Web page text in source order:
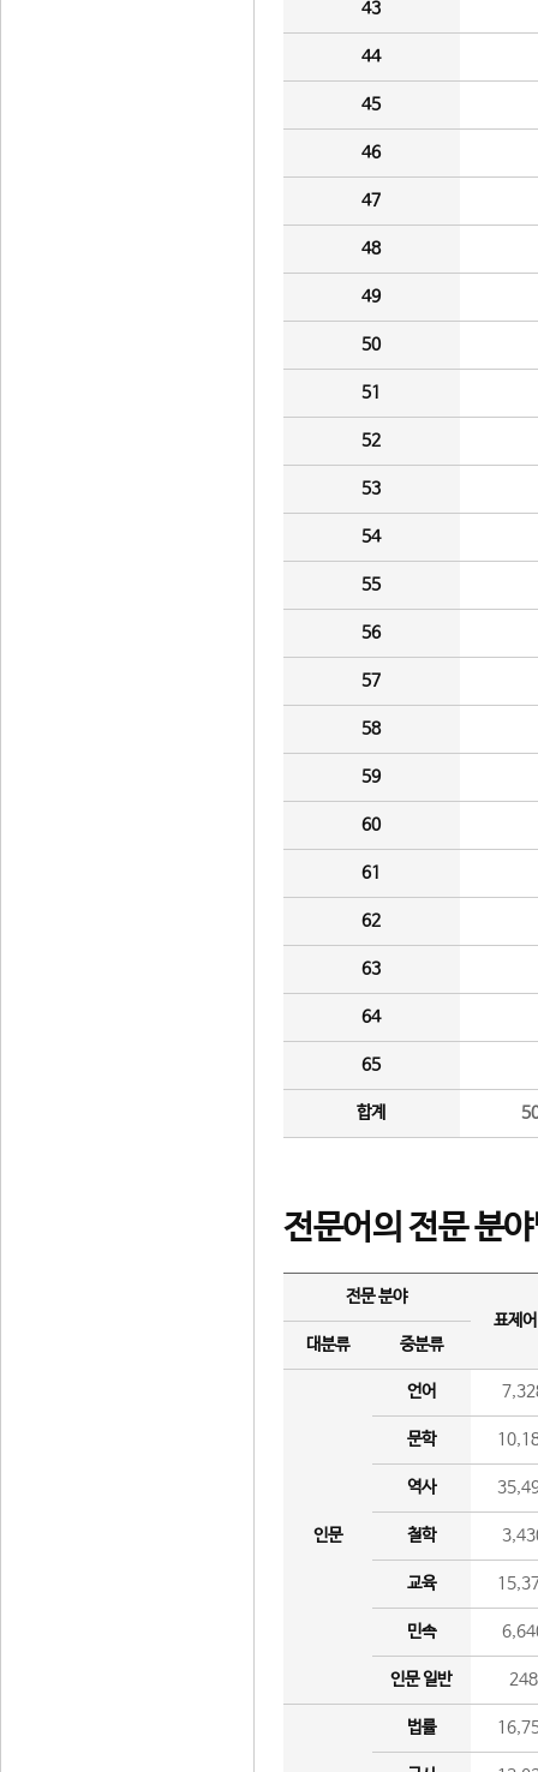
43
44
45
46
47
48
49
50
51
52
53
54
55
56
57
58
59
60
61
62
63
64
65
합계
전문어의 전문 분
전문 분야
표제
대분류
중분류
인문
언어
문학
역사
철학
교육
민속
인문 일반 248
법률